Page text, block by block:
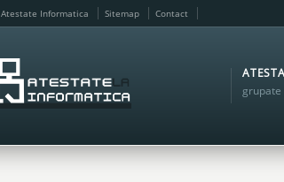
Atestate Informatica Sitemap Contact